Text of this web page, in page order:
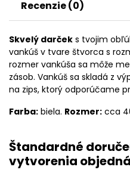
Recenzie (0)
Skvelý darček s tvojim
vankúš v tvare štvorca s
rozmer vankúša sa môže
zásob. Vankúš sa skladá z
na zips, ktorý odporúčame
Farba: biela. Rozmer: cca
Štandardné
vytvorenia